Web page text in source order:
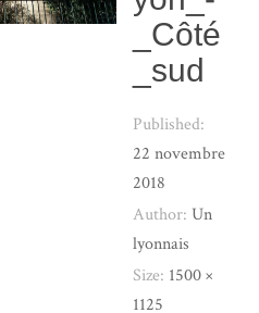
_Côté
_sud
Published:
22 novembre
2018
Author:Un
lyonnais
Size: 1500 ×
1125